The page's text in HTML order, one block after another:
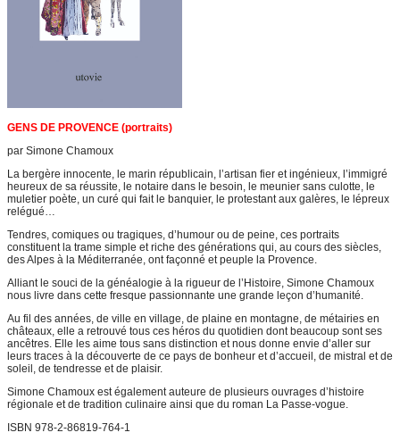
GENS DE PROVENCE (portraits)
par Simone Chamoux
La bergère innocente, le marin républicain, l’artisan fier et ingénieux, l’immigré
heureux de sa réussite, le notaire dans le besoin, le meunier sans culotte, le
muletier poète, un curé qui fait le banquier, le protestant aux galères, le lépreux
relégué…
Tendres, comiques ou tragiques, d’humour ou de peine, ces portraits
constituent la trame simple et riche des générations qui, au cours des siècles,
des Alpes à la Méditerranée, ont façonné et peuple la Provence.
Alliant le souci de la généalogie à la rigueur de l’Histoire, Simone Chamoux
nous livre dans cette fresque passionnante une grande leçon d’humanité.
Au fil des années, de ville en village, de plaine en montagne, de métairies en
châteaux, elle a retrouvé tous ces héros du quotidien dont beaucoup sont ses
ancêtres. Elle les aime tous sans distinction et nous donne envie d’aller sur
leurs traces à la découverte de ce pays de bonheur et d’accueil, de mistral et de
soleil, de tendresse et de plaisir.
Simone Chamoux est également auteure de plusieurs ouvrages d’histoire
régionale et de tradition culinaire ainsi que du roman La Passe-vogue.
ISBN 978-2-86819-764-1